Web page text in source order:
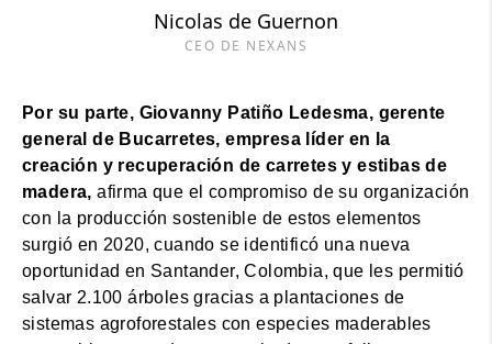
Nicolas de Guernon
CEO DE NEXANS
Por su parte, Giovanny Patiño Ledesma, gerente
general de Bucarretes, empresa líder en la
creación y recuperación de carretes y estibas de
madera, afirma que el compromiso de su organización
con la producción sostenible de estos elementos
surgió en 2020, cuando se identificó una nueva
oportunidad en Santander, Colombia, que les permitió
salvar 2.100 árboles gracias a plantaciones de
sistemas agroforestales con especies maderables